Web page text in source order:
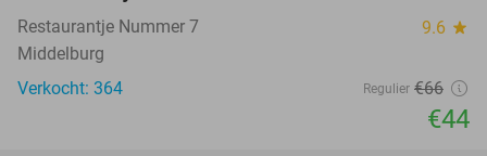
Restaurantje Nummer 7 9.6 star
Middelburg
Verkocht: 364
Regulier €66
€44